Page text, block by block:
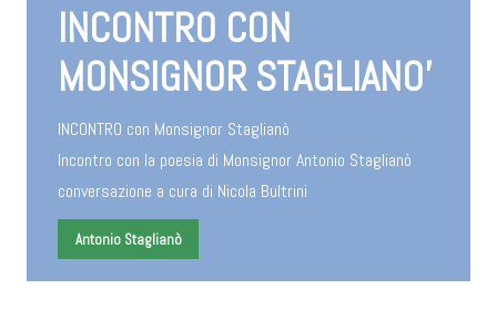
INCONTRO CON
MONSIGNOR STAGLIANO’
INCONTRO con Monsignor Staglianò
Incontro con la poesia di Monsignor Antonio Staglianò
conversazione a cura di Nicola Bultrini
Antonio Staglianò